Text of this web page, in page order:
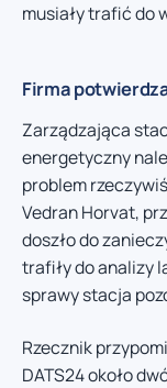
musiały trafić do
Firma
Zarządzająca
energetyczny
problem
Vedran Horvat,
doszło do
trafiły do analizy
sprawy stacja
Rzecznik
DATS24 około